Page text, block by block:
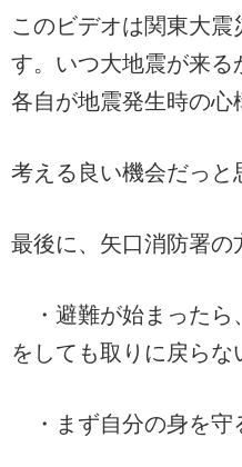
このビデオは関東大
す。いつ大地震が来る
各自が地震発生時の心
考える良い機会だっと
最後に、矢口消防署の
・避難が始まったら
をしても取りに戻らな
・まず自分の身を守